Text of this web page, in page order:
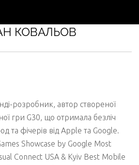
КОВАЛЬОВ
розробник, автор створеної
гри G30, що отримала безліч
та фічерів від Apple та Google.
Showcase by Google Most
Connect USA & Kyiv Best Mobile